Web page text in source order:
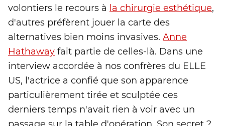
volontiers le recours à la chirurgie esthétique,
d'autres préfèrent jouer la carte des
alternatives bien moins invasives. Anne
Hathaway fait partie de celles-là. Dans une
interview accordée à nos confrères du ELLE
US, l'actrice a confié que son apparence
particulièrement tirée et sculptée ces
derniers temps n'avait rien à voir avec un